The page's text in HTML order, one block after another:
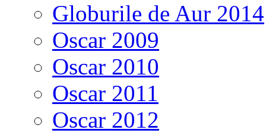
Globurile de Aur 2014
Oscar 2009
Oscar 2010
Oscar 2011
Oscar 2012